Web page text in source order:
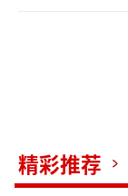
精彩推荐